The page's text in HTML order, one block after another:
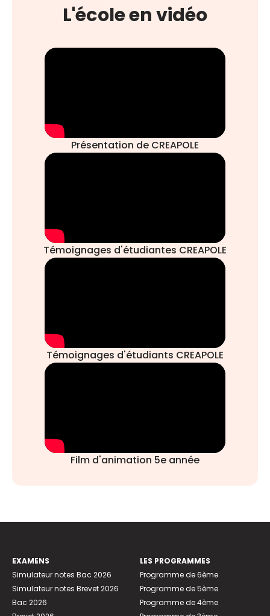
L'école en vidéo
Présentation de CREAPOLE
Témoignages d'étudiantes CREAPOLE
Témoignages d'étudiants CREAPOLE
Film d'animation 5e année
EXAMENS
Simulateur notes Bac 2026
Simulateur notes Brevet 2026
Bac 2026
LES PROGRAMMES
Programme de 6ème
Programme de 5ème
Programme de 4ème